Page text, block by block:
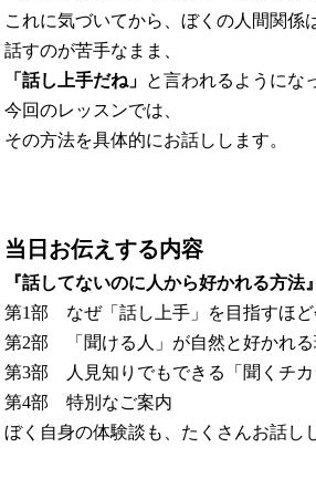
これに気づいてから、ぼくの人間関係
話すのが苦手なまま、
「話し上手だね」 と言われるようにな
今回のレッスンでは、
その方法を具体的にお話しします。
当日お伝えする内容
『話してないのに人から好かれる方法』
第1部 なぜ「話し上手」を目指すほ
第2部 「聞ける人」が自然と好かれる
第3部 人見知りでもできる「聞くチカ
第4部 特別なご案内
ぼく自身の体験談も、たくさんお話し